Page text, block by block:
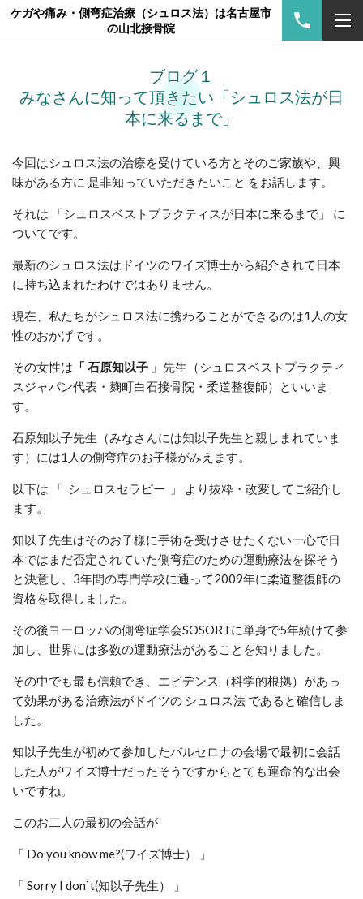
ケガや痛み・側弯症治療（シュロス法）は名古屋市
の山北接骨院
ブログ１
みなさんに知って頂きたい「シュロス法が日
本に来るまで」
今回はシュロス法の治療を受けている方とそのご家族や、興
味がある方に 是非知っていただきたいこと をお話します。
それは 「シュロスベストプラクティスが日本に来るまで」 に
ついてです。
最新のシュロス法はドイツのワイズ博士から紹介されて日本
に持ち込まれたわけではありません。
現在、私たちがシュロス法に携わることができるのは1人の女
性のおかげです。
その女性は 「 石原知以子 」 先生（シュロスベストプラクティ
スジャパン代表・麹町白石接骨院・柔道整復師）といいま
す。
石原知以子先生（みなさんには知以子先生と親しまれていま
す）には1人の側弯症のお子様がみえます。
以下は 「 シュロスセラピー 」 より抜粋・改変してご紹介し
ます。
知以子先生はそのお子様に手術を受けさせたくない一心で日
本ではまだ否定されていた側弯症のための運動療法を探そう
と決意し、3年間の専門学校に通って2009年に柔道整復師の
資格を取得しました。
その後ヨーロッパの側弯症学会SOSORTに単身で5年続けて参
加し、世界には多数の運動療法があることを知りました。
その中でも最も信頼でき、エビデンス（科学的根拠）があっ
て効果がある治療法がドイツの シュロス法 であると確信しま
した。
知以子先生が初めて参加したバルセロナの会場で最初に会話
した人がワイズ博士だったそうですからとても運命的な出会
いですね。
このお二人の最初の会話が
「 Do you know me?(ワイズ博士） 」
「 Sorry I don`t(知以子先生） 」